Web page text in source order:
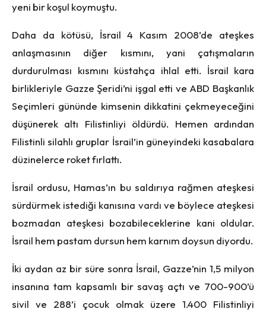
yeni bir koşul koymuştu.
Daha da kötüsü, İsrail 4 Kasım 2008’de ateşkes
anlaşmasının diğer kısmını, yani çatışmaların
durdurulması kısmını küstahça ihlal etti. İsrail kara
birlikleriyle Gazze Şeridi’ni işgal etti ve ABD Başkanlık
Seçimleri gününde kimsenin dikkatini çekmeyeceğini
düşünerek altı Filistinliyi öldürdü. Hemen ardından
Filistinli silahlı gruplar İsrail’in güneyindeki kasabalara
düzinelerce roket fırlattı.
İsrail ordusu, Hamas’ın bu saldırıya rağmen ateşkesi
sürdürmek istediği kanısına vardı ve böylece ateşkesi
bozmadan ateşkesi bozabileceklerine kani oldular.
İsrail hem pastam dursun hem karnım doysun diyordu.
İki aydan az bir süre sonra İsrail, Gazze’nin 1,5 milyon
insanına tam kapsamlı bir savaş açtı ve 700-900’ü
sivil ve 288’i çocuk olmak üzere 1.400 Filistinliyi